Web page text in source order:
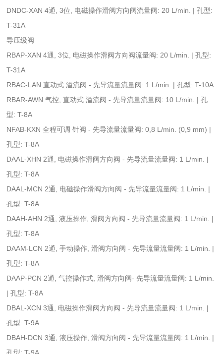
DNDC-XAN 4通, 3位, 电磁操作滑阀方向阀流量阀: 20 L/min. | 孔型:
T-31A
导压级阀
RBAP-XAN 4通, 3位, 电磁操作滑阀方向阀流量阀: 20 L/min. | 孔型:
T-31A
RBAC-LAN 直动式 溢流阀 - 先导流量流量阀: 1 L/min. | 孔型: T-10A
RBAR-AWN 气控, 直动式 溢流阀 - 先导流量流量阀: 10 L/min. | 孔
型: T-8A
NFAB-KXN 全程可调 针阀 - 先导流量流量阀: 0,8 L/min. (0,9 mm) |
孔型: T-8A
DAAL-XHN 2通, 电磁操作滑阀方向阀 - 先导流量流量阀: 1 L/min. |
孔型: T-8A
DAAL-MCN 2通, 电磁操作滑阀方向阀 - 先导流量流量阀: 1 L/min. |
孔型: T-8A
DAAH-AHN 2通, 液压操作, 滑阀方向阀 - 先导流量流量阀: 1 L/min. |
孔型: T-8A
DAAM-LCN 2通, 手动操作, 滑阀方向阀 - 先导流量流量阀: 1 L/min. |
孔型: T-8A
DAAP-PCN 2通, 气控操作式, 滑阀方向阀- 先导流量流量阀: 1 L/min.
| 孔型: T-8A
DBAL-XCN 3通, 电磁操作滑阀方向阀 - 先导流量流量阀: 1 L/min. |
孔型: T-9A
DBAH-DCN 3通, 液压操作, 滑阀方向阀 - 先导流量流量阀: 1 L/min. |